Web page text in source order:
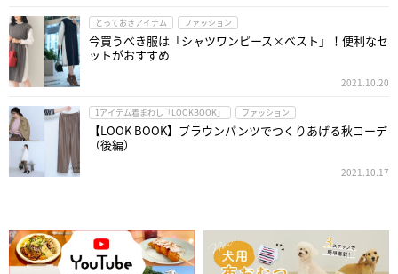
とっておきアイテム ファッション
今買うべき服は「シャツワンピース×ベスト」！便利なセ
ットがおすすめ
2021.10.20
1アイテム着まわし「LOOKBOOK」 ファッション
【LOOK BOOK】ブラウンパンツでつくりあげる秋コーデ
（後編）
2021.10.17